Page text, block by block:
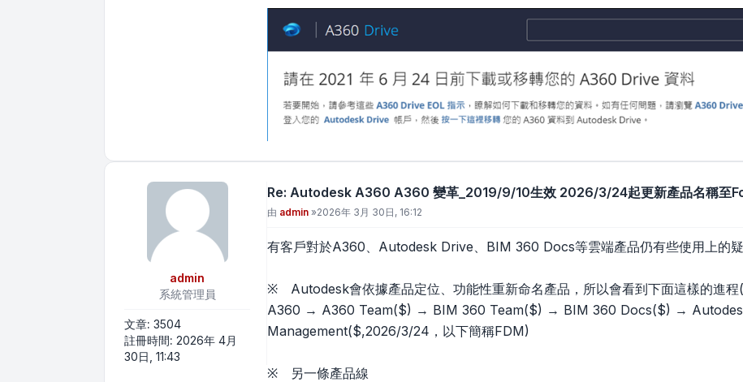
admin
系統管理員
文章: 3504
註冊時間: 2026年 4月
30日, 11:43
Re: Autodesk A360 A360 變革_2019/9/10生效 2026/3/24起更新產品名稱至
文章
由 admin »2026年 3月 30日, 16:12
有客戶對於A360、Autodesk Drive、BIM 360 Docs等雲端產品仍有些使用上的
※ Autodesk會依據產品定位、功能性重新命名產品，所以會看到下面這樣的進程
A360 → A360 Team($) → BIM 360 Team($) → BIM 360 Docs($) →
Management($,2026/3/24，以下簡稱FDM)
※ 另一條產品線